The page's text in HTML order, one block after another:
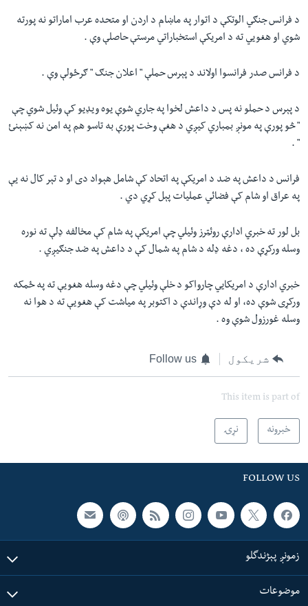
د فرانس جنګي الوتکې د اتوار په ماښام د اردن او متحده عرب اماراتو نه پورته
شوي او هغويي ته د امريکې استخباراتي مرستې حاصلې وې .
د فرانس صدر فرانسوا اولاند د پېرس حملې " اعلان جنګ " ګرځولې وې .
د پېرس د حملو نه پس د داعش لخوا په جاري شوې يوه ويډيو کې وئيل شوي چې
" څو پورې په مونږ بمباري کيږي د هغې وخت پورې به تاسو هم په امن نه کښېنئ
" .
فرانس د داعش په ضد د امريکې په اتحاد کې شامل هېواد دی او د تېر کال نه يې
په عراق او شام کې فضائي عمليات پېل کړي دي .
بل لور ته خبري ادارې روئټرز وئيلي چې امريکې په شام کې مخالفه ډلې ته نوره
وسله ورکړې ده ، دغه ډله د شام په شمال کې د داعش په ضد جنګيږي .
خبري ادارې د امريکايي چارواکو د خلې وئيلي چې دغه وسله هغويې ته په ځمکه
ورکړی شوې ده، او له دې وړاندې د اکتوبر په مياشت کې هغويې ته د هوا نه
وسله غورزول شوې وه .
شریکول Follow us
This item is part of
خبرونه نړۍ
FOLLOW US
زمونږ پېژندگلو
موضوعات